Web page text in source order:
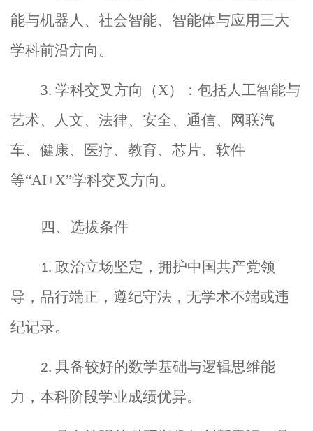
能与机器人、社会智能、智能体与应用三大
学科前沿方向。
3. 学科交叉方向（X）：包括人工智能与
艺术、人文、法律、安全、通信、网联汽
车、健康、医疗、教育、芯片、软件
等“AI+X”学科交叉方向。
四、选拔条件
1. 政治立场坚定，拥护中国共产党领
导，品行端正，遵纪守法，无学术不端或违
纪记录。
2. 具备较好的数学基础与逻辑思维能
力，本科阶段学业成绩优异。